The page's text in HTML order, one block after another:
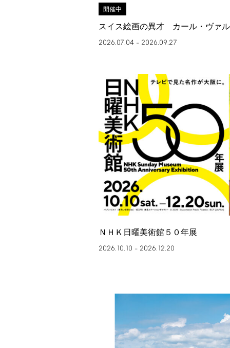
開催中
スイス絵画の異才 カール・ヴァ
2026.07.04 – 2026.09.27
ＮＨＫ日曜美術館５０年展
2026.10.10 – 2026.12.20